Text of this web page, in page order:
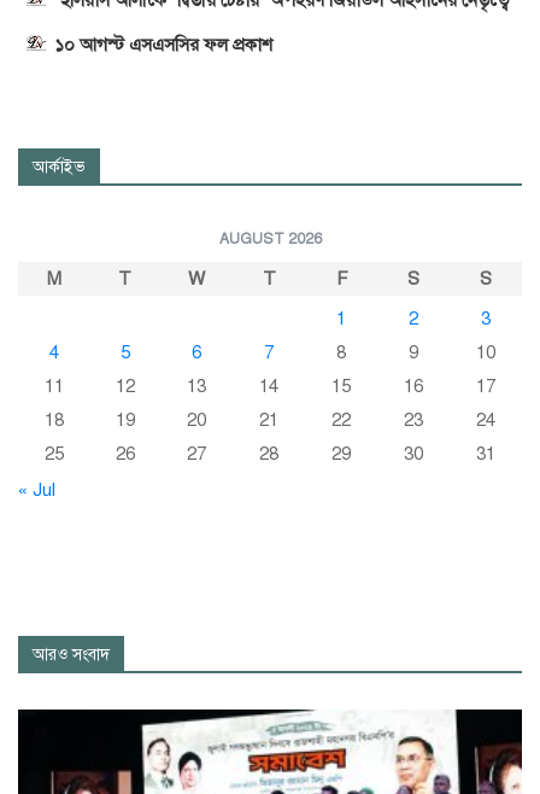
১০ আগস্ট এসএসসির ফল প্রকাশ
আর্কাইভ
AUGUST 2026
M T W T F S
S
1
2
3
4
5 6 7 8 9
10
11
12 13 14 15 16
17
18
19 20 21 22 23
24
25
26 27 28 29 30
31
« Jul
আরও সংবাদ